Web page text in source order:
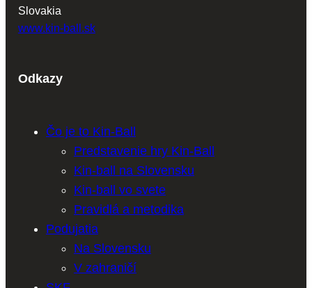
Slovakia
www.kin-ball.sk
Odkazy
Čo je to Kin-Ball
Predstavenie hry Kin-Ball
Kin-ball na Slovensku
Kin-ball vo svete
Pravidlá a metodika
Podujatia
Na Slovensku
V zahraničí